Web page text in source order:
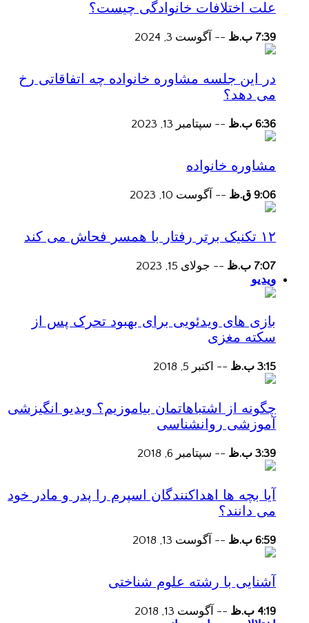
علت اختلافات خانوادگی چیست؟
7:39 ب.ظ -- آگوست 3, 2024
در این جلسه مشاوره خانواده چه اتفاقاتی رخ
می دهد؟
6:36 ب.ظ -- سپتامبر 13, 2023
مشاوره خانواده
9:06 ق.ظ -- آگوست 10, 2023
۱۲ تکنیک برتر رفتار با همسر فحاش می کند
7:07 ب.ظ -- جولای 15, 2023
ویدیو
بازی های ویدئویی برای بهبود تحرک پس از
سکته مغزی
3:15 ب.ظ -- اکتبر 5, 2018
چگونه از اشتباهاتمان بیاموزیم؟ ویدیو انگیزشی
آموزشی روانشناسی
3:39 ب.ظ -- سپتامبر 6, 2018
آیا بچه ها اهداکنندگان اسپرم را پدر و مادر خود
می دانند؟
6:59 ب.ظ -- آگوست 13, 2018
آشنایی با رشته علوم شناختی
4:19 ب.ظ -- آگوست 13, 2018